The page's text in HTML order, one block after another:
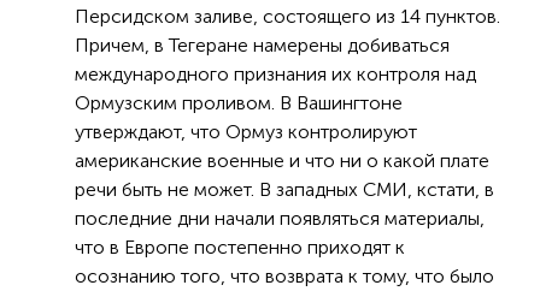
Персидском заливе, состоящего из 14 пунктов.
Причем, в Тегеране намерены добиваться
международного признания их контроля над
Ормузским проливом. В Вашингтоне
утверждают, что Ормуз контролируют
американские военные и что ни о какой плате
речи быть не может. В западных СМИ, кстати, в
последние дни начали появляться материалы,
что в Европе постепенно приходят к
осознанию того, что возврата к тому, что было